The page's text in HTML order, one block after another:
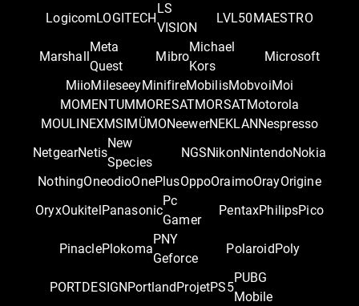
LogicomLOGITECH
LS
VISION
LVL50MAESTRO
Marshall
Meta
Quest
Mibro
Michael
Kors
Microsoft
MiioMileseeyMinifireMobilisMobvoiMoi
MOMENTUMMORESATMORSATMotorola
MOULINEXMSIMÜMONeewerNEKLANNespresso
NetgearNetis
New
Species
NGSNikonNintendoNokia
NothingOneodioOnePlusOppoOraimoOrayOrigine
OryxOukitelPanasonic
Pc
Gamer
PentaxPhilipsPico
PinaclePlokoma
PNY
Geforce
PolaroidPoly
PORTDESIGNPortlandProjetPS5
PUBG
Mobile